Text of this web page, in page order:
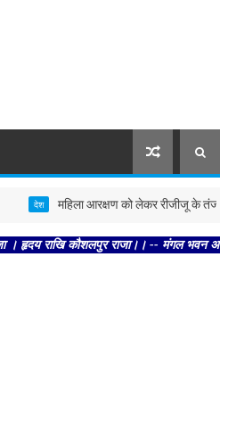
महिला आरक्षण को लेकर रीजीजू के तंज पर
राखि कौशलपुर राजा।। -- मंगल भवन अमंगल